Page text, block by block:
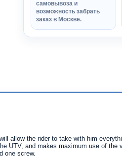
самовывоза и
возможность забрать
заказ в Москве.
allow the rider to take with him
UTV, and makes maximum use of the
one screw.